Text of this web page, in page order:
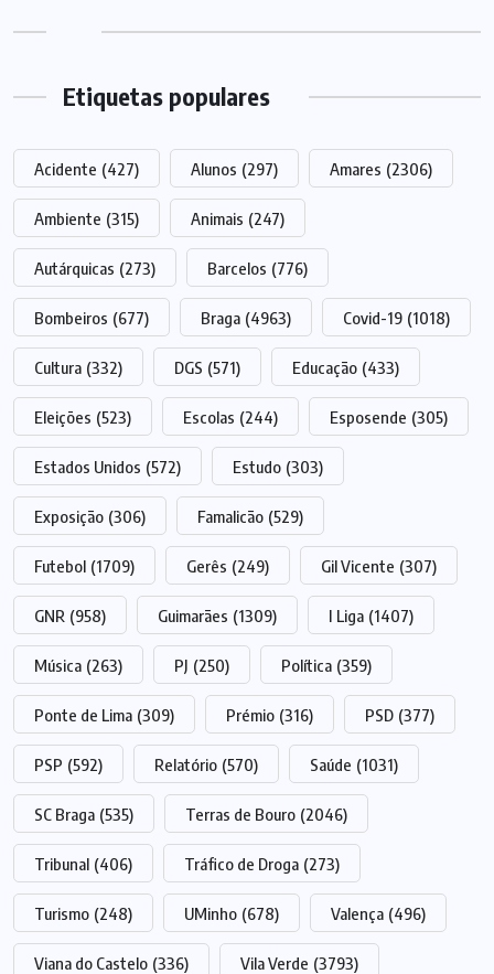
Etiquetas populares
Acidente (427) Alunos (297) Amares (2306)
Ambiente (315) Animais (247)
Autárquicas (273) Barcelos (776)
Bombeiros (677) Braga (4963) Covid-19 (1018)
Cultura (332) DGS (571) Educação (433)
Eleições (523) Escolas (244) Esposende (305)
Estados Unidos (572) Estudo (303)
Exposição (306) Famalicão (529)
Futebol (1709) Gerês (249) Gil Vicente (307)
GNR (958) Guimarães (1309) I Liga (1407)
Música (263) PJ (250) Política (359)
Ponte de Lima (309) Prémio (316) PSD (377)
PSP (592) Relatório (570) Saúde (1031)
SC Braga (535) Terras de Bouro (2046)
Tribunal (406) Tráfico de Droga (273)
Turismo (248) UMinho (678) Valença (496)
Viana do Castelo (336) Vila Verde (3793)